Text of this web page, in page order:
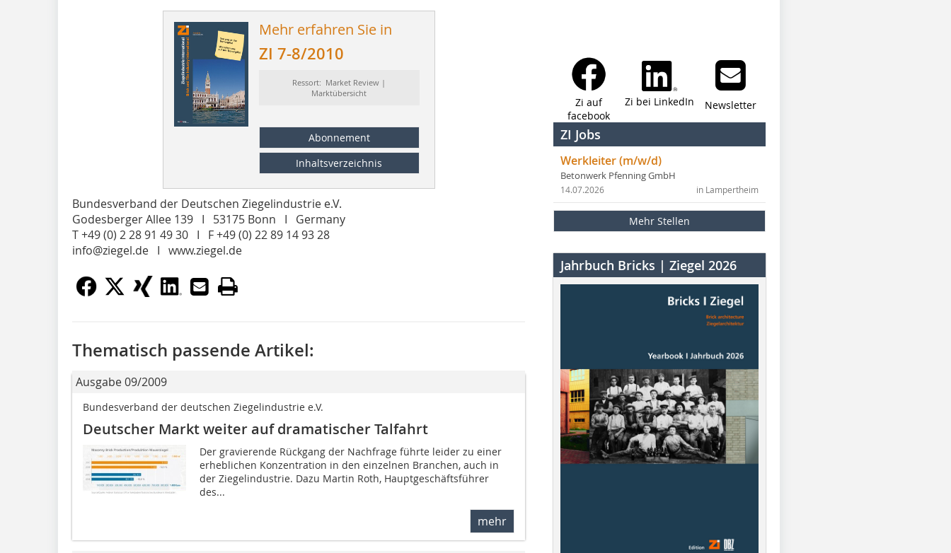
Mehr erfahren Sie in
ZI 7-8/2010
Ressort: Market Review |
Marktübersicht
Abonnement
Inhaltsverzeichnis
Bundesverband der Deutschen Ziegelindustrie e.V.
Godesberger Allee 139 I 53175 Bonn I Germany
T +49 (0) 2 28 91 49 30 I F +49 (0) 22 89 14 93 28
info@ziegel.de I www.ziegel.de
Thematisch passende Artikel:
Ausgabe 09/2009
Bundesverband der deutschen Ziegelindustrie e.V.
Deutscher Markt weiter auf dramatischer Talfahrt
Der gravierende Rückgang der Nachfrage führte leider zu einer
erheblichen Konzentration in den einzelnen Branchen, auch in
der Ziegelindustrie. Dazu Martin Roth, Hauptgeschäftsführer
des...
mehr
Zi auf
facebook
Zi bei LinkedIn Newsletter
ZI Jobs
Werkleiter (m/w/d)
Betonwerk Pfenning GmbH
in Lampertheim
14.07.2026
Mehr Stellen
Jahrbuch Bricks | Ziegel 2026